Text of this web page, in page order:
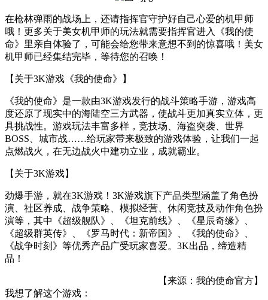
在枪林弹雨的战场上，还请指挥官守护好自己心爱的机甲师
哦！更多关于美女机甲师的玩法就需要指挥官进入《我的使
命》里亲自体验了，可能会给您带来意想不到的惊喜哦！美女
机甲师已经集结完毕，等待您的召唤！
【关于3K游戏《我的使命》】
《我的使命》是一款由3K游戏发行的战斗策略手游，游戏高
度还原了现实中的海陆空三方武器，使战斗更加真实立体，更
具挑战性。游戏玩法丰富多样，竞技场、海盗突袭、世界
BOSS、城市战……给玩家带来极致的游戏体验，让我们一起
点燃战火，在无边战火中建功立业，成就霸业。
【关于3K游戏】
劲爆手游，就在3K游戏！3K游戏旗下产品类型涵盖了角色扮
演、社区养成、战争策略、模拟经营、休闲竞技及动作角色扮
演等，其中《超级舰队》、《坦克前线》、《星辰奇缘》、
《超级群英传》、《罗马时代：新帝国》、《我的使命》、
《战争时刻》等优秀产品广受玩家喜爱。3K出品，缔造精
品！
【来源：我的使命官方】
我想了解这个游戏：